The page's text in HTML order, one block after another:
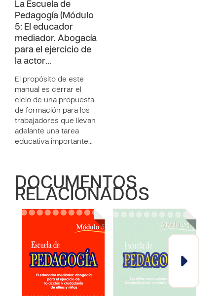
La Escuela de
Pedagogía (Módulo
5: El educador
mediador. Abogacía
para el ejercicio de
la actor…
El propósito de este
manual es cerrar el
ciclo de una propuesta
de formación para los
trabajadores que llevan
adelante una tarea
educativa importante…
DOCUMENTOS
RELACIONADOS